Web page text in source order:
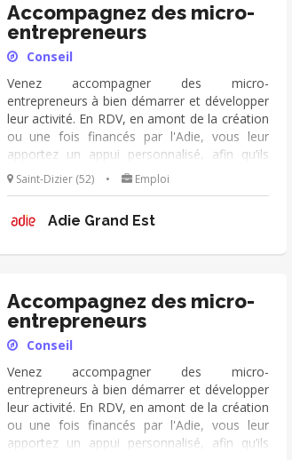
Accompagnez des micro-
entrepreneurs
Conseil
Venez accompagner des micro-
entrepreneurs à bien démarrer et développer
leur activité. En RDV, en amont de la création
ou une fois financés par l'Adie, vous leur
apportez un appui personnalisé, afin qu’ils
deviennent autonomes dans leur métier de
chef d’entreprise. Vous échangez
active et dans la durée. Vous utilisez le kit
Saint-Dizier (52) • Emploi
Adie Grand Est
Accompagnez des micro-
entrepreneurs
Conseil
Venez accompagner des micro-
entrepreneurs à bien démarrer et développer
leur activité. En RDV, en amont de la création
ou une fois financés par l'Adie, vous leur
apportez un appui personnalisé, afin qu’ils